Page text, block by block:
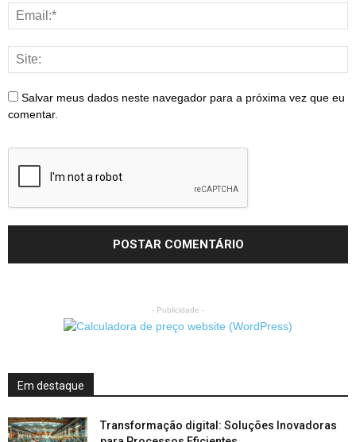
Salvar meus dados neste navegador para a próxima vez que eu
comentar.
- Publicidade -
Em destaque
Transformação digital: Soluções Inovadoras